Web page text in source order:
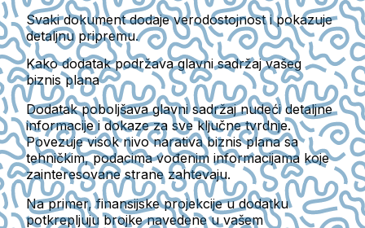
Svaki dokument dodaje verodostojnost i pokazuje
detaljnu pripremu.
Kako dodatak podržava glavni sadržaj vašeg
biznis plana
Dodatak poboljšava glavni sadržaj nudeći detaljne
informacije i dokaze za sve ključne tvrdnje.
Povezuje visok nivo narativa biznis plana sa
tehničkim, podacima vođenim informacijama koje
zainteresovane strane zahtevaju.
Na primer,finansijske projekcijeu dodatku
potkrepljuju brojke navedene u vašem